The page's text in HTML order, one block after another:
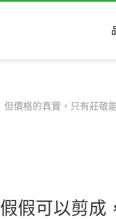
但價格的真實，只有莊
假可以剪